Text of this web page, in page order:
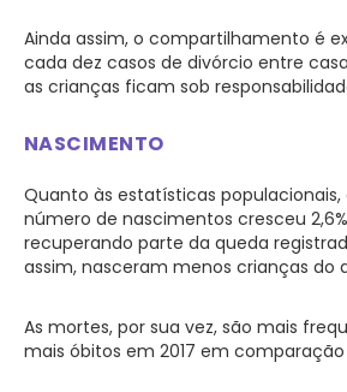
Ainda assim, o compartilhamento é
cada dez casos de divórcio entre
as crianças ficam sob
NASCIMENTO
Quanto às estatísticas populacionais,
número de nascimentos cresceu
recuperando parte da queda
assim, nasceram menos crianças do
As mortes, por sua vez, são mais
mais óbitos em 2017 em